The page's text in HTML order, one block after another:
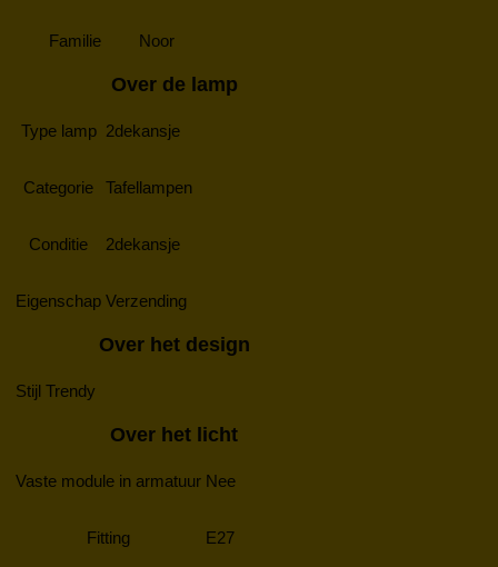
Familie Noor
Over de lamp
Type lamp 2dekansje
Categorie Tafellampen
Conditie 2dekansje
Eigenschap Verzending
Over het design
Stijl Trendy
Over het licht
Vaste module in armatuur Nee
Fitting E27